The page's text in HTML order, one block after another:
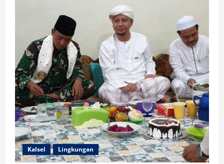
Kalsel Lingkungan